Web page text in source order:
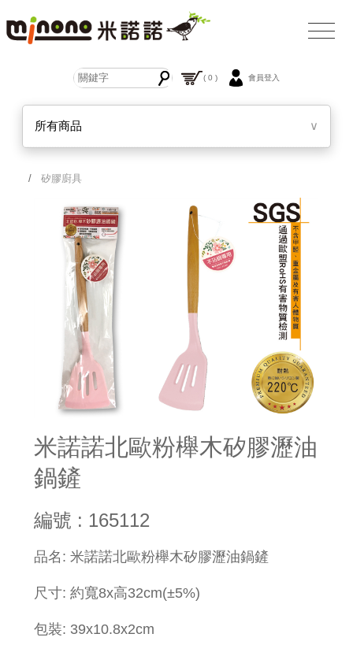
( 0 ) 會員登入
所有商品 ∨
/矽膠廚具
米諾諾北歐粉櫸木矽膠瀝油
鍋鏟
編號 : 165112
​品名: 米諾諾北歐粉櫸木矽膠瀝油鍋鏟
尺寸: 約寬8x高32cm(±5%)
包裝: 39x10.8x2cm